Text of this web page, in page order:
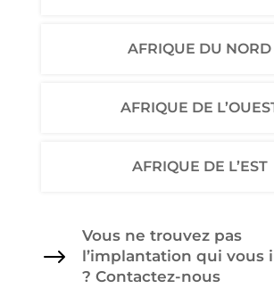
AFRIQUE DU NORD
AFRIQUE DE
AFRIQUE DE L’EST
$
Vous ne trouvez pas
l’implantation qui vous
? Contactez-nous